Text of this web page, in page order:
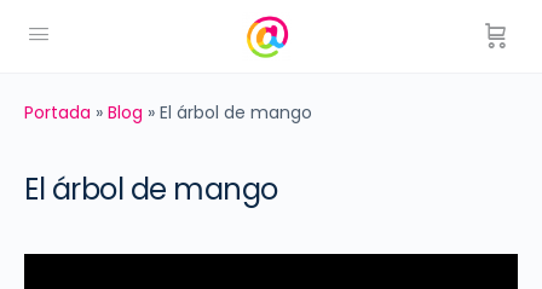
Portada » Blog » El árbol de mango
El árbol de mango